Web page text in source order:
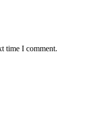
time I comment.